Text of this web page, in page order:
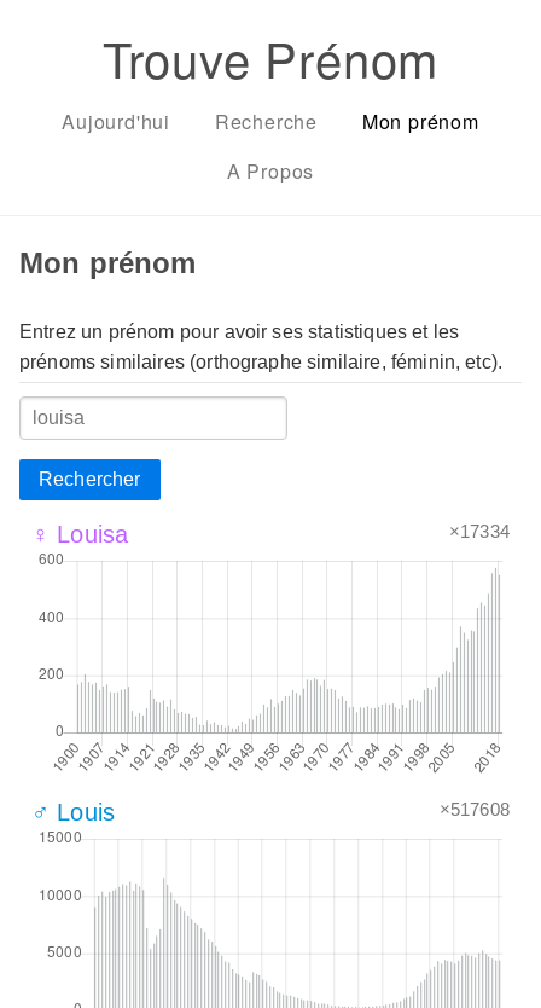
Trouve Prénom
Aujourd'hui Recherche
Mon prénom
A Propos
Mon prénom
Entrez un prénom pour avoir ses statistiques et les
prénoms similaires (orthographe similaire, féminin, etc).
Rechercher
♀ Louisa ×17334
♂ Louis ×517608